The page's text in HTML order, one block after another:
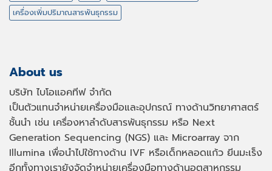
เครื่องเพิ่มปริมาณสารพันธุกรรม
About us
บริษัท ไบโอแอคทีฟ จำกัด
เป็นตัวแทนจำหน่ายเครื่องมือและอุปกรณ์ ทางด้านวิทยาศาสตร์
ชั้นนำ เช่น เครื่องหาลำดับสารพันธุกรรม หรือ Next
Generation Sequencing (NGS) และ Microarray จาก
Illumina เพื่อนำไปใช้ทางด้าน IVF หรือเด็กหลอดแก้ว ยีนมะเร็ง